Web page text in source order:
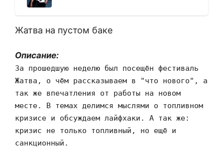
Жатва на пустом баке
Описание:
За прошедшую неделю был посещён фестиваль
Жатва, о чём рассказываем в "что нового", а
так же впечатления от работы на новом
месте. В темах делимся мыслями о топливном
кризисе и обсуждаем лайфхаки. А так же:
кризис не только топливный, но ещё и
санкционный.